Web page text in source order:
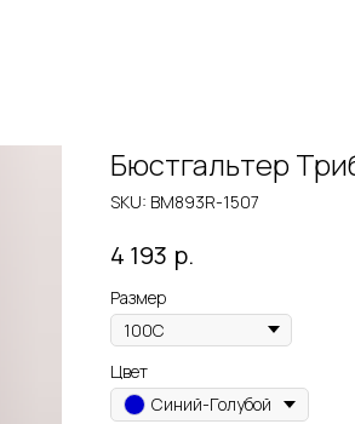
Бюстгальтер
SKU: BM893R-1507
4 193 р.
Размер
Цвет
Синий-Голубой